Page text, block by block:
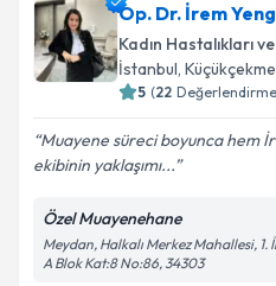
Op. Dr. İrem
Kadın Hastalıkları
İstanbul,
5 (22
Muayene süreci boyunca hem
ekibinin yaklaşımı...
Özel Muayenehane
Meydan, Halkalı Merkez Mahallesi, 1.
A Blok Kat:8 No:86, 34303